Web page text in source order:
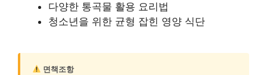
다양한 통곡물 활용 요리법
청소년을 위한 균형 잡힌 영양 식단
면책조항